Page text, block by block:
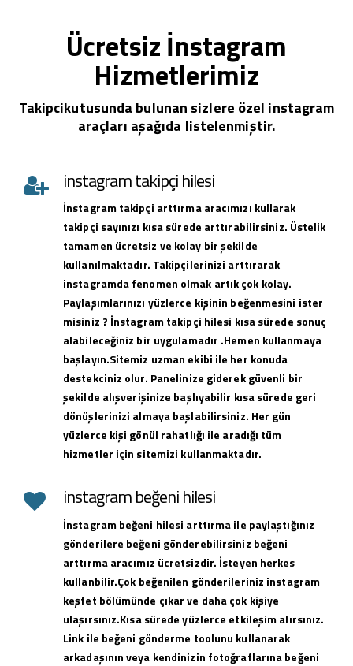
Ücretsiz İnstagram
Hizmetlerimiz
Takipcikutusunda bulunan sizlere özel instagram
araçları aşağıda listelenmiştir.
instagram takipçi hilesi
İnstagram takipçi arttırma aracımızı kullarak
takipçi sayınızı kısa sürede arttırabilirsiniz. Üstelik
tamamen ücretsiz ve kolay bir şekilde
kullanılmaktadır. Takipçilerinizi arttırarak
instagramda fenomen olmak artık çok kolay.
Paylaşımlarınızı yüzlerce kişinin beğenmesini ister
misiniz ? İnstagram takipçi hilesi kısa sürede sonuç
alabileceğiniz bir uygulamadır .Hemen kullanmaya
başlayın.Sitemiz uzman ekibi ile her konuda
destekciniz olur. Panelinize giderek güvenli bir
şekilde alışverişinize başlıyabilir kısa sürede geri
dönüşlerinizi almaya başlabilirsiniz. Her gün
yüzlerce kişi gönül rahatlığı ile aradığı tüm
hizmetler için sitemizi kullanmaktadır.
instagram beğeni hilesi
İnstagram beğeni hilesi arttırma ile paylaştığınız
gönderilere beğeni gönderebilirsiniz beğeni
arttırma aracımız ücretsizdir. İsteyen herkes
kullanbilir.Çok beğenilen gönderileriniz instagram
keşfet bölümünde çıkar ve daha çok kişiye
ulaşırsınız.Kısa sürede yüzlerce etkileşim alırsınız.
Link ile beğeni gönderme toolunu kullanarak
arkadaşının veya kendinizin fotoğraflarına beğeni